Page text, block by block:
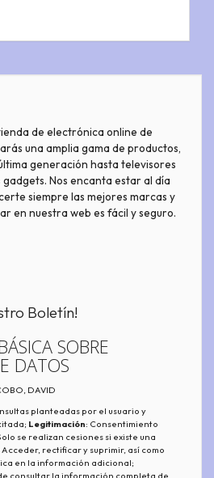
de electrónica online de
una amplia gama de productos,
generación hasta televisores
Nos encanta estar al día
siempre las mejores marcas y
en nuestra web es fácil y seguro.
Boletín!
SOBRE
DATOS
DAVID
planteadas por el usuario y
Legitimación: Consentimiento
se realizan cesiones si existe una
Acceder, rectificar y suprimir, así como
en la información adicional;
consultar la información completa de